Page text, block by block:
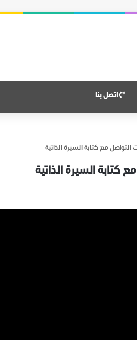
اتصل بنا
التواصل مع كتابة السيرة الذاتية
كتابة السيرة الذاتية